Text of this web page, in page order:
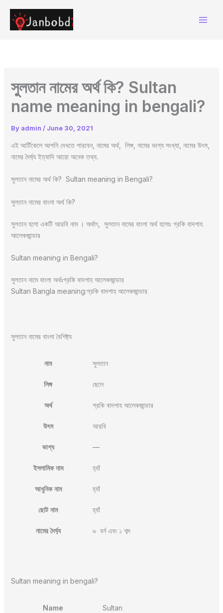
content
সুলতান নামের অর্থ কি? Sultan
name meaning in bengali?
By admin / June 30, 2021
এই আর্টিকেলে আপনি দেখতে পারবেন, নামের অর্থ, লিঙ্গ, নামের ভাগ্য সংখ্যা, নামের উৎস,
নামের দৈর্ঘ্য ইত্যাদি আরো অনেক তথ্য.
সুলতান নামের অর্থ কি? Sultan meaning in Bengali?
সুলতান নামের বাংলা অর্থ কি?
সুলতান হলো একটি আরবি নাম । অর্থাৎ, সুলতান নামের বাংলা অর্থ হলোঃ গ্রকি বাদশাহ
আলেকজান্ডার
Sultan meaning in Bengali?
সুলতান নামে বাংলা অর্থঃগ্রকি বাদশাহ আলেকজান্ডার
Sultan Bangla meaning:গ্রকি বাদশাহ আলেকজান্ডার
সুলতান নামের বাংলা বৈশিষ্ট্য
নাম সুলতান
লিঙ্গ ছেলে
অর্থ গ্রকি বাদশাহ আলেকজান্ডার
উৎস আরবি
ভাগ্য —
ইসলামিক নাম হ্যাঁ
আধুনিক নাম হ্যাঁ
ছোট নাম হ্যাঁ
নামের দৈর্ঘ্য ৬ বর্ন এবং ১ শব্দ
Sultan meaning in bengali?
Name Sultan